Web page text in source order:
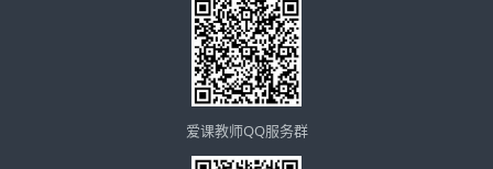
爱课教师QQ服务群